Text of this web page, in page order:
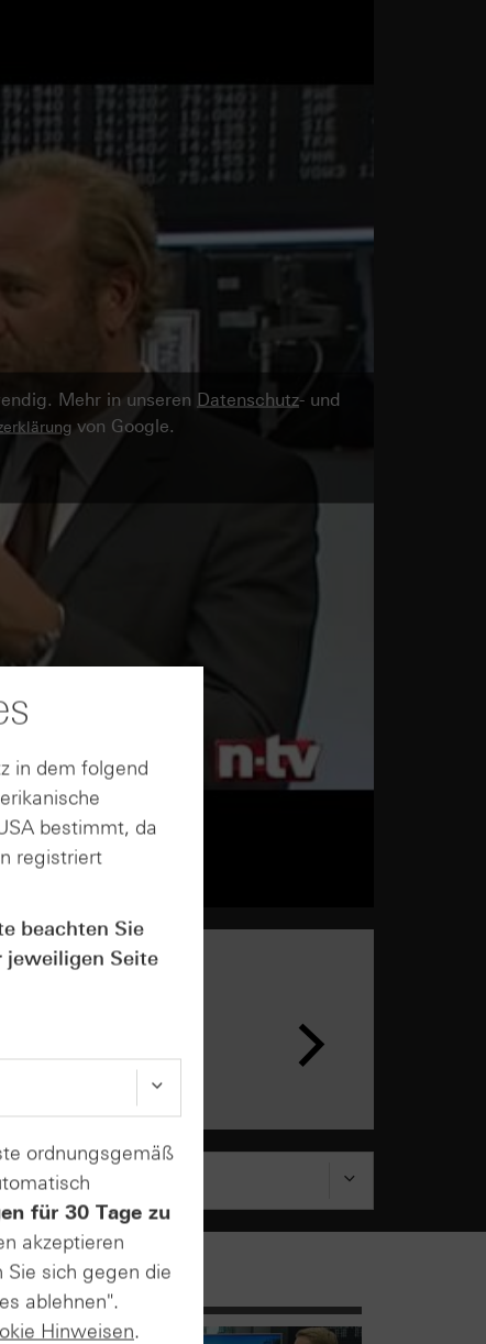
Mehr in unseren Datenschutz- und
von Google.
in dem folgend
bestimmt, da
registriert
beachten Sie
jeweiligen Seite
ordnungsgemäß
für 30 Tage zu
akzeptieren
Sie sich gegen die
ablehnen".
Hinweisen.